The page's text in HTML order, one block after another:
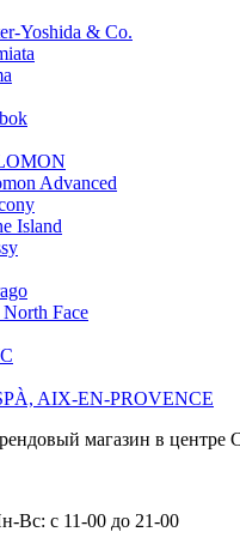
Yoshida & Co.
Advanced
Island
Face
AIX-EN-PROVENCE
магазин в центре
Вс: с 11-00 до 21-00